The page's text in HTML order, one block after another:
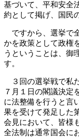
基づいて、平和安全
約として掲げ、国民
ですから、選挙で
かを政策として政権
うということは、御
す。
３回の選挙戦で私
７月１日の閣議決定
に法整備を行うと言
果を受けて発足した
会見において、皆様
全法制は通常国会に